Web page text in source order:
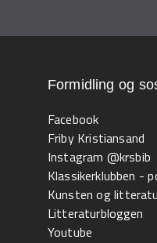
Formidling og
Facebook
Friby Kristiansand
Instagram @krsbib
Klassikerklubben -
Kunsten og
Litteraturbloggen
Youtube